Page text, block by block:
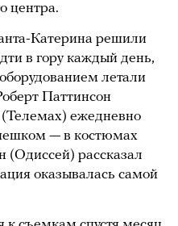
центра.
Катерина решили
в гору каждый день,
летали
Паттинсон
ежедневно
— в костюмах
(Одиссей) рассказал
оказывалась самой